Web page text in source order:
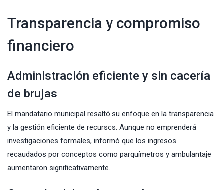
Transparencia y compromiso
financiero
Administración eficiente y sin cacería
de brujas
El mandatario municipal resaltó su enfoque en la transparencia
y la gestión eficiente de recursos. Aunque no emprenderá
investigaciones formales, informó que los ingresos
recaudados por conceptos como parquímetros y ambulantaje
aumentaron significativamente.